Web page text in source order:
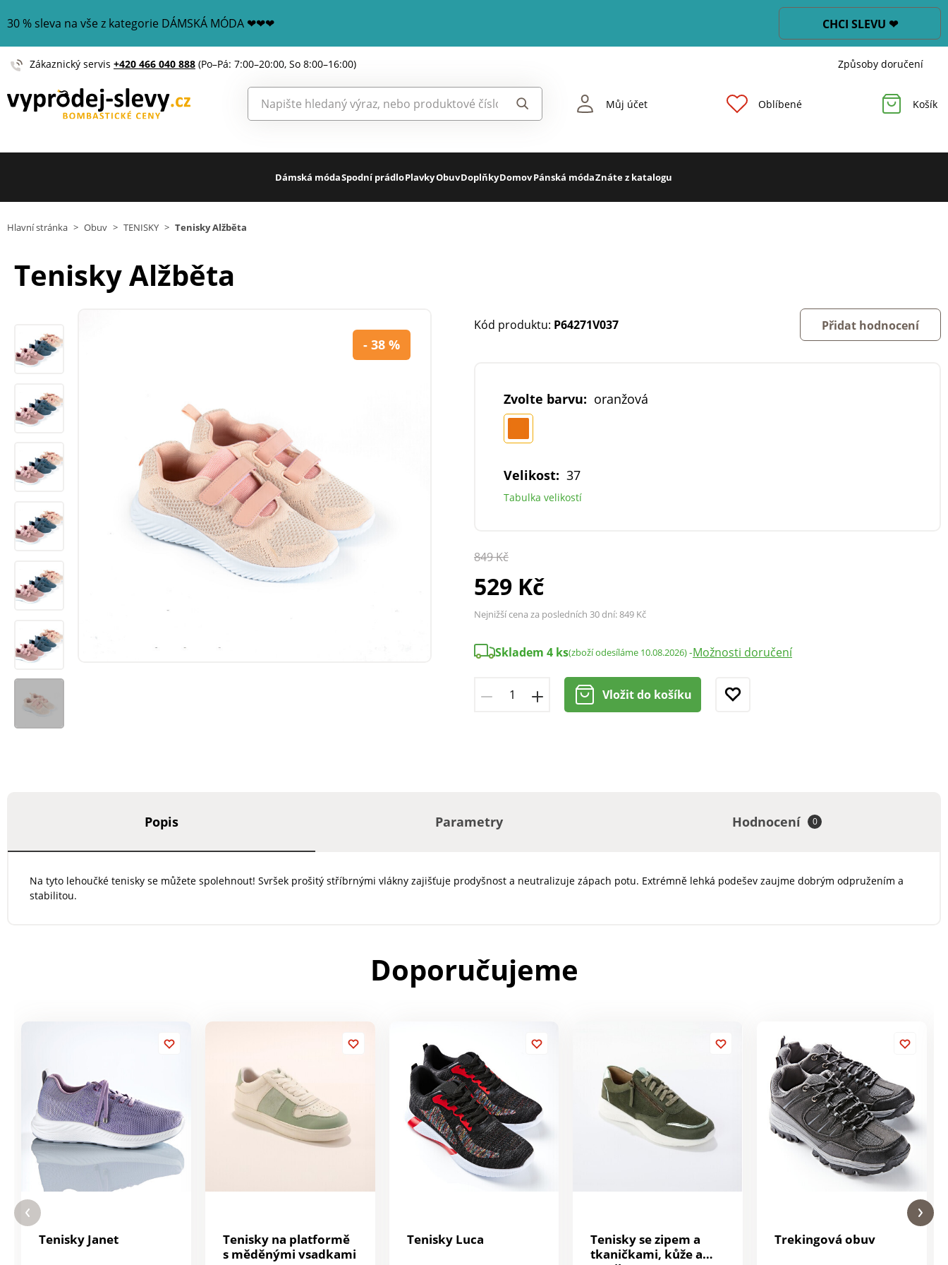
30 % sleva na vše z kategorie DÁMSKÁ MÓDA ❤❤❤ CHCI SLEVU ❤
Zákaznický servis +420 466 040 888 (Po–Pá: 7:00–20:00, So 8:00–16:00) Způsoby doručení
Můj účet Oblíbené Košík
Dámská módaSpodní prádloPlavkyObuvDoplňkyDomovPánská módaZnáte z katalogu
Hlavní stránka > Obuv > TENISKY > Tenisky Alžběta
Tenisky Alžběta
- 38 %
Kód produktu: P64271V037 Přidat hodnocení
Zvolte barvu: oranžová
Velikost: 37
Tabulka velikostí
849 Kč
529 Kč
Nejnižší cena za posledních 30 dní:849 Kč
Skladem 4 ks(zboží odesíláme 10.08.2026)-Možnosti doručení
Vložit do košíku
Popis Parametry Hodnocení 0
Na tyto lehoučké tenisky se můžete spolehnout! Svršek prošitý stříbrnými vlákny zajišťuje prodyšnost a neutralizuje zápach potu. Extrémně lehká podešev zaujme dobrým odpružením a
stabilitou.
Doporučujeme
Tenisky Janet
Tenisky na platformě
s měděnými vsadkami
Tenisky Luca
Tenisky se zipem a
tkaničkami, kůže a
Trekingová obuv